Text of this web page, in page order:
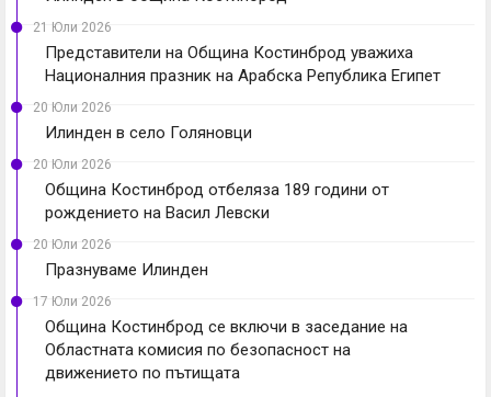
21 Юли 2026
Представители на Община Костинброд уважиха
Националния празник на Арабска Република Египет
20 Юли 2026
Илинден в село Голяновци
20 Юли 2026
Община Костинброд отбеляза 189 години от
рождението на Васил Левски
20 Юли 2026
Празнуваме Илинден
17 Юли 2026
Община Костинброд се включи в заседание на
Областната комисия по безопасност на
движението по пътищата